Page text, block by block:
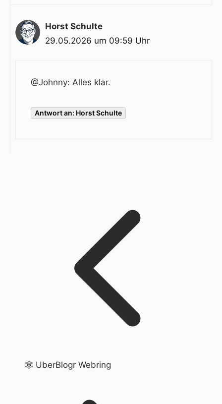
Horst Schulte
29.05.2026 um 09:59 Uhr
@Johnny: Alles klar.
Antwort an: Horst Schulte
🕸️ UberBlogr Webring